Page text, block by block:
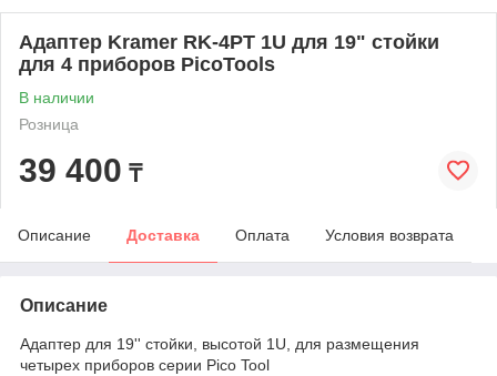
Адаптер Kramer RK-4PT 1U для 19" стойки
для 4 приборов PicoTools
В наличии
Розница
39 400 ₸
Описание Доставка Оплата Условия возврата
Описание
Адаптер для 19'' стойки, высотой 1U, для размещения
четырех приборов серии Pico Tool